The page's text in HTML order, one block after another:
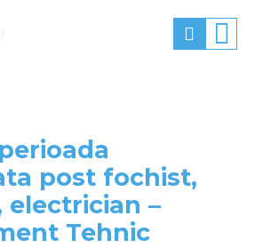
post fochist,
–
Tehnic